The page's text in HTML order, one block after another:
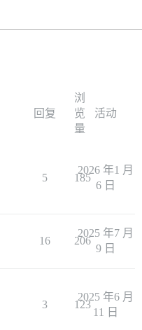
回复
浏
览
量
活动
5 185
2026 年1 月
6 日
16 206
2025 年7 月
9 日
3 123
2025 年6 月
11 日